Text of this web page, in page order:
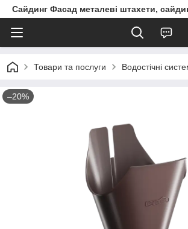
Сайдинг Фасад металеві штахети,
Товари та послуги Водостічні
–20%